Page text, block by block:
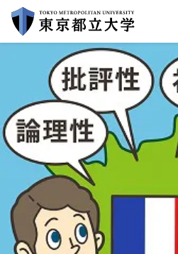
イ
ツ
に
ス
グローバルメニューにスキップ